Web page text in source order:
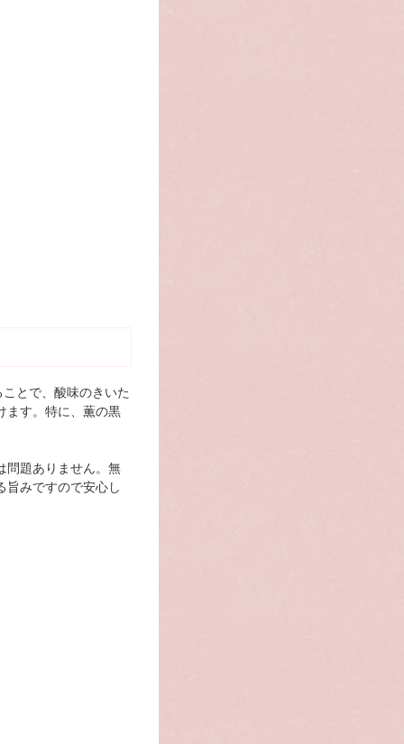
とで、酸味のきいた
ます。特に、薫の黒
問題ありません。無
旨みですので安心し